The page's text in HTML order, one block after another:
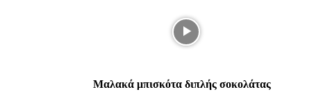
Μαλακά μπισκότα διπλής σοκολάτας